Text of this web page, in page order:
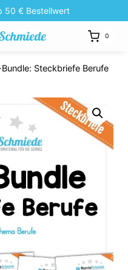
50 € Bestellwert
0
Steckbriefe Berufe